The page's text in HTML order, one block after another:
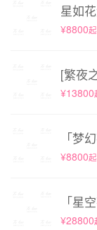
星如
¥8800起
[繁夜
¥13800
「梦
¥8800起
「星
¥28800